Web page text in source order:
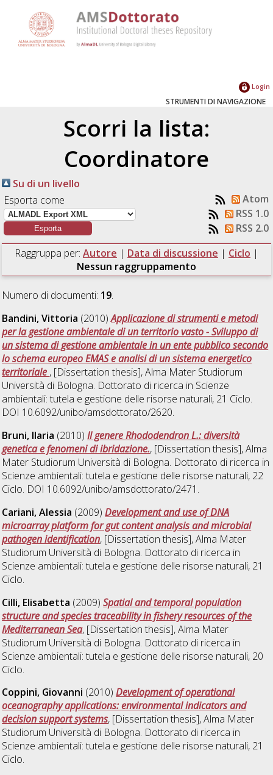
Login
STRUMENTI DI NAVIGAZIONE
Scorri la lista:
Coordinatore
Su di un livello
Esporta come
Atom
RSS 1.0
RSS 2.0
Raggruppa per: Autore | Data di discussione | Ciclo |
Nessun raggruppamento
Numero di documenti: 19.
Bandini, Vittoria (2010)Applicazione di strumenti e metodi
per la gestione ambientale di un territorio vasto - Sviluppo di
un sistema di gestione ambientale in un ente pubblico secondo
lo schema europeo EMAS e analisi di un sistema energetico
territoriale , [Dissertation thesis], Alma Mater Studiorum
Università di Bologna. Dottorato di ricerca in Scienze
ambientali: tutela e gestione delle risorse naturali, 21 Ciclo.
DOI 10.6092/unibo/amsdottorato/2620.
Bruni, Ilaria (2010)Il genere Rhododendron L.: diversità
genetica e fenomeni di ibridazione., [Dissertation thesis], Alma
Mater Studiorum Università di Bologna. Dottorato di ricerca in
Scienze ambientali: tutela e gestione delle risorse naturali, 22
Ciclo. DOI 10.6092/unibo/amsdottorato/2471.
Cariani, Alessia (2009)Development and use of DNA
microarray platform for gut content analysis and microbial
pathogen identification, [Dissertation thesis], Alma Mater
Studiorum Università di Bologna. Dottorato di ricerca in
Scienze ambientali: tutela e gestione delle risorse naturali, 21
Ciclo.
Cilli, Elisabetta (2009)Spatial and temporal population
structure and species traceability in fishery resources of the
Mediterranean Sea, [Dissertation thesis], Alma Mater
Studiorum Università di Bologna. Dottorato di ricerca in
Scienze ambientali: tutela e gestione delle risorse naturali, 20
Ciclo.
Coppini, Giovanni (2010)Development of operational
oceanography applications: environmental indicators and
decision support systems, [Dissertation thesis], Alma Mater
Studiorum Università di Bologna. Dottorato di ricerca in
Scienze ambientali: tutela e gestione delle risorse naturali, 21
Ciclo.